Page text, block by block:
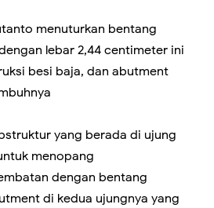
menuturkan bentang
lebar 2,44 centimeter ini
besi baja, dan abutment
yang berada di ujung
menopang
dengan bentang
di kedua ujungnya yang